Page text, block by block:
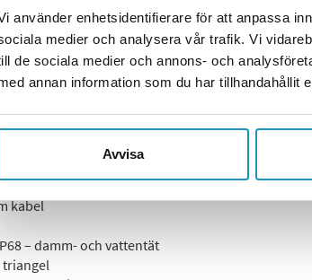
använder enhetsidentifierare för att anpassa
medier och analysera vår trafik. Vi
de sociala medier och annons- och
annan information som du har tillhandahållit
Avvisa
kabel
– damm- och vattentät
triangel